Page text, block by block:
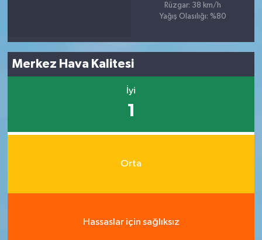
Rüzgar: 38 km/h
Yağış Olasılığı: %80
Merkez Hava Kalitesi
İyi
1
Orta
Hassaslar için sağlıksız